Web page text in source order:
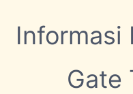
Informasi
Gate